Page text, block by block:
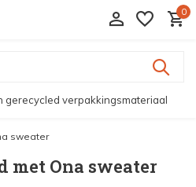
0
gerecycled verpakkingsmateriaal
sweater
met Ona sweater